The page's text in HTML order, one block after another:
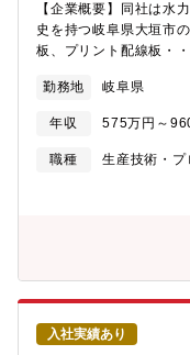
うアクセス環境も非常
すい環境 2LDKの賃貸
が9.8万円で、大垣市
しており、ショッピン
額)助成（所得制限な
ある中国に向けた事業
出を達成する一員とな
ることができます。【
ラミック製品、NEV（
ことにより、新規開発
国の市場向けの新規事
開発本部 Cプロジェ
【企業概要】同社は水
史を持つ岐阜県大垣市
板、プリント配線板・
は欠かせないICパッケ
ラミック製品など、世
成長を遂げている「技
ジ基板は、半導体業界
向けに対応する技術力
からも、以下の評価を
省) 2020年に岐阜県民
人ホワイト500」(経産
営銘柄2025」(経産省
クライフバランスエク
得【業務内容】EV向け
勤務地 岐阜県
年収 575万円～
職種
生産技術・プ
入社実績あり